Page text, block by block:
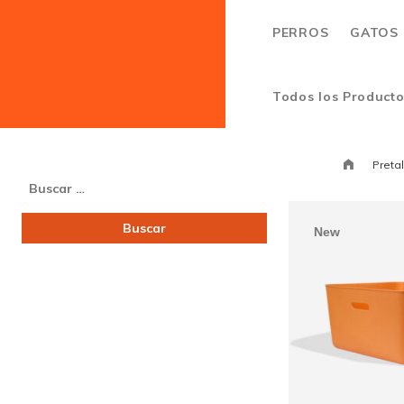
PERROS GATOS
Todos los
Buscar:
New
Caja
gatos
$